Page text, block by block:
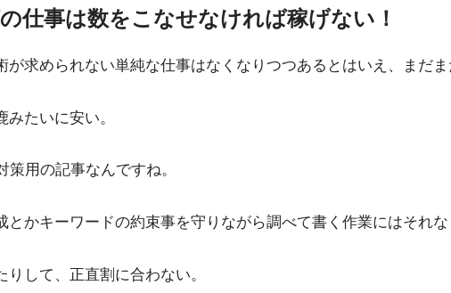
仕事は数をこなせなければ稼げない！
求められない単純な仕事はなくなりつつあるとはいえ、まだま
たいに安い。
用の記事なんですね。
かキーワードの約束事を守りながら調べて書く作業にはそれな
して、正直割に合わない。